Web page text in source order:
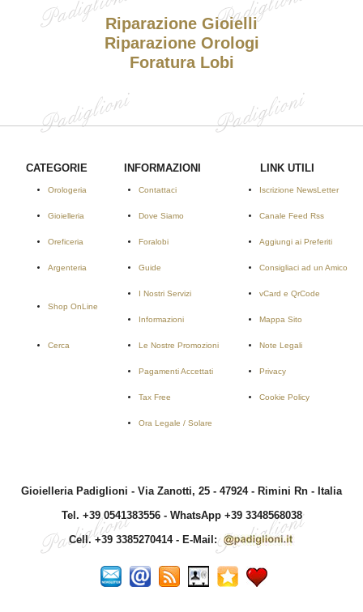
Riparazione Gioielli
Riparazione Orologi
Foratura Lobi
CATEGORIE
Orologeria
Gioielleria
Oreficeria
Argenteria
Shop OnLine
Cerca
INFORMAZIONI
Contattaci
Dove Siamo
Foralobi
Guide
I Nostri Servizi
Informazioni
Le Nostre Promozioni
Pagamenti Accettati
Tax Free
Ora Legale / Solare
LINK UTILI
Iscrizione NewsLetter
Canale Feed Rss
Aggiungi ai Preferiti
Consigliaci ad un Amico
vCard e QrCode
Mappa Sito
Note Legali
Privacy
Cookie Policy
Gioielleria Padiglioni - Via Zanotti, 25 - 47924 - Rimini Rn - Italia
Tel. +39 0541383556- WhatsApp +39 3348568038
Cell. +39 3385270414- E-Mail: